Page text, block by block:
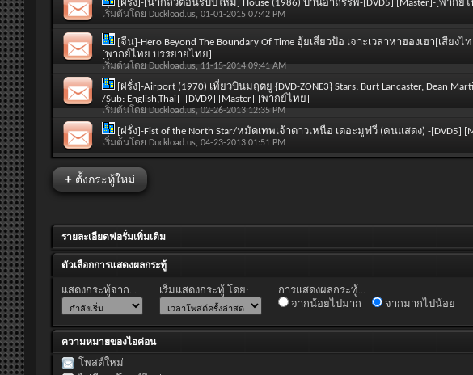
[ฝรั่ง]-[น่ากลัวต้อนรับปีใหม่] House (1986) บ้านอาถรรพ์-[DVD5] [Master]-[พากย์
เริ่มต้นโดย Duckload.us, 01-01-2015 07:42 PM
[จีน]-Hero Beyond The Boundary Of Time อุ้ยเสี่ยวป้อ เจาะเวลาหาฮองเฮา[เสียง
[พากย์ไทย บรรยายไทย]
เริ่มต้นโดย Duckload.us, 11-15-2014 09:41 AM
[ฝรั่ง]-Airport (1970) เที่ยวบินมฤตยู {DVD-ZONE3} Stars: Burt Lancaster, Dean
/Sub: English,Thai] -[DVD9] [Master]-[พากย์ไทย]
เริ่มต้นโดย Duckload.us, 02-26-2013 12:35 PM
[ฝรั่ง]-Fist of the North Star/หมัดเทพเจ้าดาวเหนือ เดอะมูฟวี่ (คนแสดง) -[DVD5]
เริ่มต้นโดย Duckload.us, 04-23-2013 01:51 PM
+ ตั้งกระทู้ใหม่
รายละเอียดฟอรั่มเพิ่มเติม
ตัวเลือกการแสดงผลกระทู้
แสดงกระทู้จาก... เริ่มแสดงกระทู้ โดย:
การแสดงผลกระทู้...
จากน้อยไปมาก
จากมากไปน้อย
ความหมายของไอค่อน
โพสต์ใหม่